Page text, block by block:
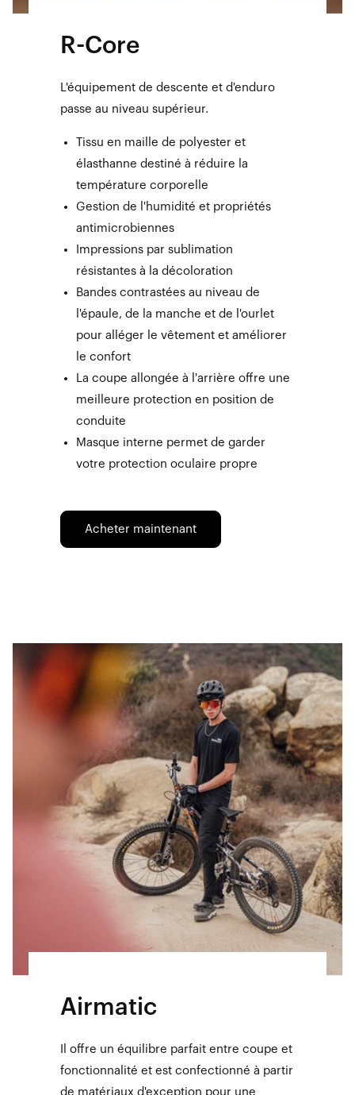
R-Core
L'équipement de descente et d'enduro
passe au niveau supérieur.
Tissu en maille de polyester et
élasthanne destiné à réduire la
température corporelle
Gestion de l'humidité et propriétés
antimicrobiennes
Impressions par sublimation
résistantes à la décoloration
Bandes contrastées au niveau de
l'épaule, de la manche et de l'ourlet
pour alléger le vêtement et améliorer
le confort
La coupe allongée à l'arrière offre une
meilleure protection en position de
conduite
Masque interne permet de garder
votre protection oculaire propre
Acheter maintenant
Airmatic
Il offre un équilibre parfait entre coupe et
fonctionnalité et est confectionné à partir
de matériaux d'exception pour une